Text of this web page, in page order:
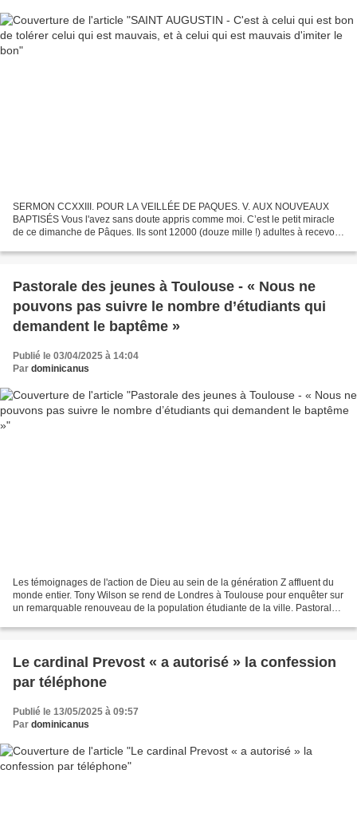
SERMON CCXXIII. POUR LA VEILLÉE DE PAQUES. V. AUX NOUVEAUX
BAPTISÉS Vous l'avez sans doute appris comme moi. C’est le petit miracle
de ce dimanche de Pâques. Ils sont 12000 (douze mille !) adultes à recevoir
Pastorale des jeunes à Toulouse - « Nous ne
pouvons pas suivre le nombre d’étudiants qui
demandent le baptême »
Publié le 03/04/2025 à 14:04
Par dominicanus
Les témoignages de l'action de Dieu au sein de la génération Z affluent du
monde entier. Tony Wilson se rend de Londres à Toulouse pour enquêter sur
un remarquable renouveau de la population étudiante de la ville. Pastorale
Le cardinal Prevost « a autorisé » la confession
par téléphone
Publié le 13/05/2025 à 09:57
Par dominicanus